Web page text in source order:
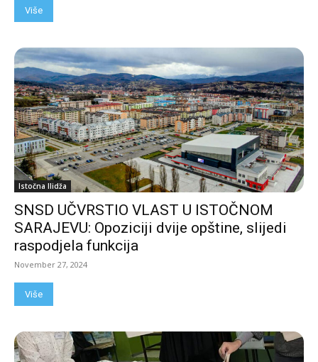
Više
Istočna Ilidža
SNSD UČVRSTIO VLAST U ISTOČNOM
SARAJEVU: Opoziciji dvije opštine, slijedi
raspodjela funkcija
November 27, 2024
Više